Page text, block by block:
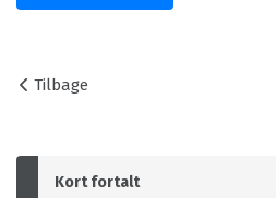
Tilbage
Kort fortalt